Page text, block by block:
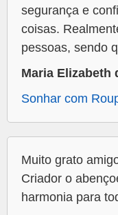
segurança e
coisas.
pessoas, sendo
Maria Elizabeth
Sonhar com
Muito grato
Criador o
harmonia para